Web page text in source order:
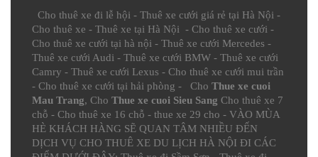
Cho thuê xe đi lễ hội - Thuê xe cưới giá rẻ tại Hà Nội -
Cho thuê xe - Thuê xe tại Hà Nội - Cho thuê xe cưới -
Cho thuê xe cưới tại hà nội - Thuê xe cưới Mercedes -
Thuê xe cưới Audi - Thuê xe cưới BMW - Thuê xe cưới
Camry - Thuê xe cưới Lexus - Cho thuê xe cưới mui trần
- Cho thuê xe cưới tại hải phòng - Cho Thue xe cuoi
Mau Trang, Cho Thue xe cuoi Sieu Sang Cho thuê xe 7
chỗ - Cho thuê xe 16 chỗ - thue xe 29 cho - VÀO MÙA
HÈ KHÁCH HÀNG SẼ QUAN TÂM NHIỀU ĐẾN
DỊCH VỤ CHO THUÊ XE DU LỊCH HÀ NỘI ĐI CÁC